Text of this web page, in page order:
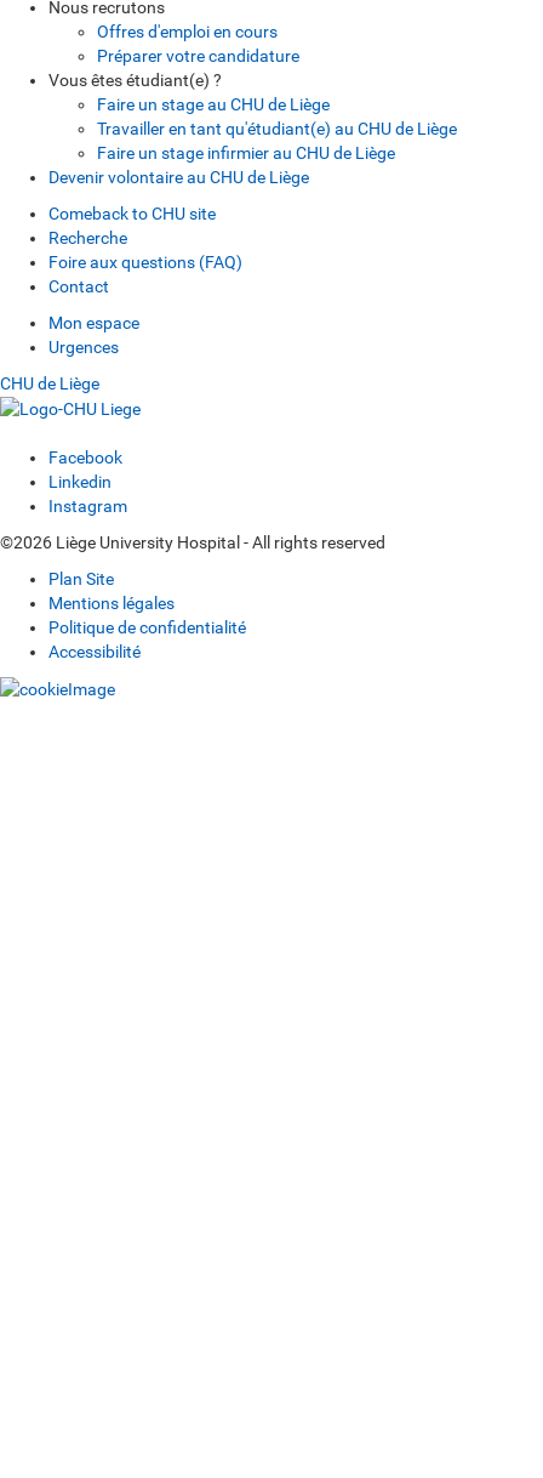
Nous recrutons
Offres d'emploi en cours
Préparer votre candidature
Vous êtes étudiant(e) ?
Faire un stage au CHU de Liège
Travailler en tant qu'étudiant(e) au CHU de Liège
Faire un stage infirmier au CHU de Liège
Devenir volontaire au CHU de Liège
Comeback to CHU site
Recherche
Foire aux questions (FAQ)
Contact
Mon espace
Urgences
CHU de Liège
Facebook
Linkedin
Instagram
©2026 Liège University Hospital - All rights reserved
Plan Site
Mentions légales
Politique de confidentialité
Accessibilité